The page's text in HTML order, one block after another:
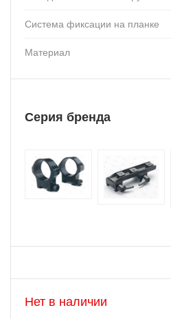
Система фиксации на планке
Материал
Серия бренда
Нет в наличии